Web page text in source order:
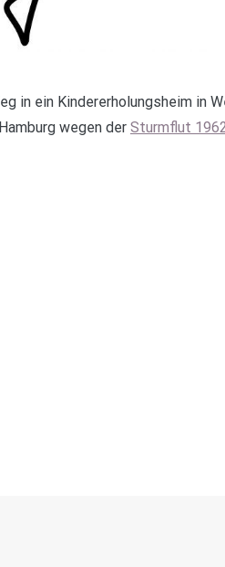
in ein Kindererholungsheim
wegen der Sturmflut